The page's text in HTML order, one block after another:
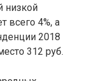
низкой
всего 4%, а
2018
312 руб.